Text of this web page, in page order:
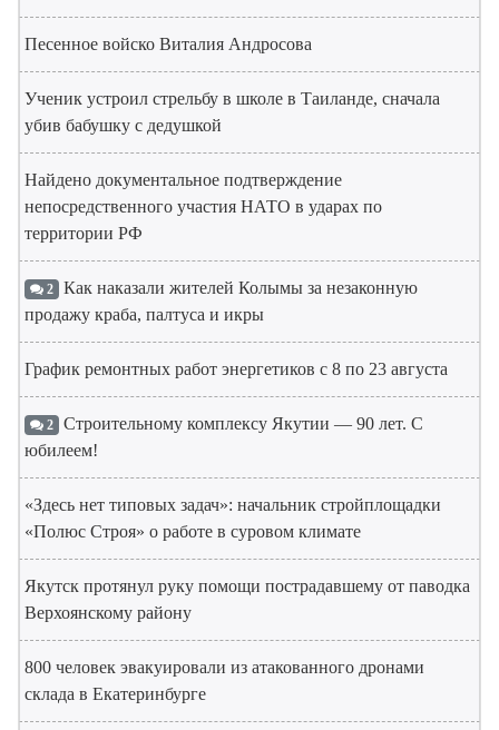
Песенное войско Виталия Андросова
Ученик устроил стрельбу в школе в Таиланде, сначала
убив бабушку с дедушкой
Найдено документальное подтверждение
непосредственного участия НАТО в ударах по
территории РФ
2 Как наказали жителей Колымы за незаконную
продажу краба, палтуса и икры
График ремонтных работ энергетиков с 8 по 23 августа
2 Строительному комплексу Якутии — 90 лет. С
юбилеем!
«Здесь нет типовых задач»: начальник стройплощадки
«Полюс Строя» о работе в суровом климате
Якутск протянул руку помощи пострадавшему от паводка
Верхоянскому району
800 человек эвакуировали из атакованного дронами
склада в Екатеринбурге